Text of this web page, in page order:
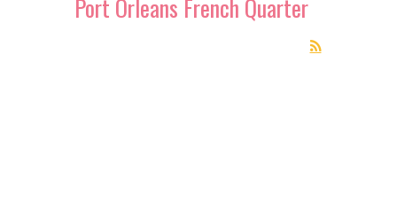
Port Orleans French Quarter